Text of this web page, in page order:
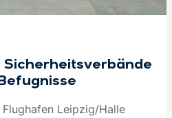
Leipzig/Halle